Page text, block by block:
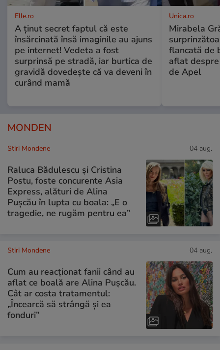
Elle.ro
A ținut secret faptul că este
însărcinată însă imaginile au ajuns
pe internet! Vedeta a fost
surprinsă pe stradă, iar burtica de
gravidă dovedește că va deveni în
curând mamă
Unica.ro
Mirabela
flancată de
aflat
de Apel
MONDEN
Stiri Mondene 04 aug.
Raluca Bădulescu și Cristina
Postu, foste concurente Asia
Express, alături de Alina
Pușcău în lupta cu boala: „E o
tragedie, ne rugăm pentru ea”
Stiri Mondene 04 aug.
Cum au reacționat fanii când au
aflat ce boală are Alina Pușcău.
Cât ar costa tratamentul:
„Încearcă să strângă și ea
fonduri”